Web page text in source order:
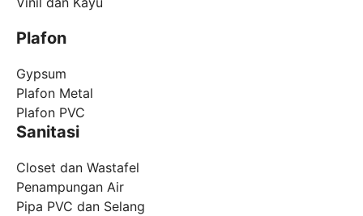
Plafon
Gypsum
Plafon Metal
Plafon PVC
Sanitasi
Closet dan Wastafel
Penampungan Air
Pipa PVC dan Selang